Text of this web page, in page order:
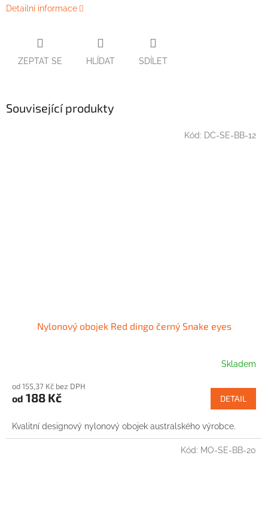
Detailní informace
ZEPTAT SE HLÍDAT SDÍLET
Související produkty
Nylonový obojek Red dingo černý Snake eyes
Skladem
od 155,37 Kč bez DPH
od 188 Kč DETAIL
Kvalitní designový nylonový obojek australského výrobce.
Kód: DC-SE-BB-12
Kód: MO-SE-BB-20